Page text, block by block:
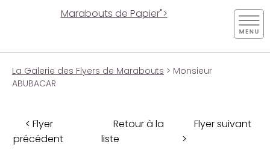
Marabouts de Papier">
La Galerie des Flyers de Marabouts > Monsieur
ABUBACAR
< Flyer
précédent
Retour à la
liste
Flyer suivant
>